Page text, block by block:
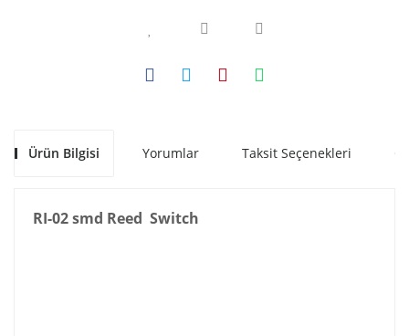
Ürün Bilgisi Yorumlar Taksit Seçenekleri
RI-02 smd Reed Switch